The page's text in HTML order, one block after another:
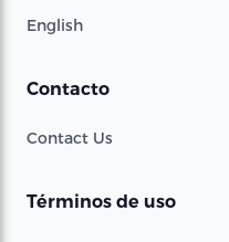
English
Contacto
Contact Us
Términos de uso